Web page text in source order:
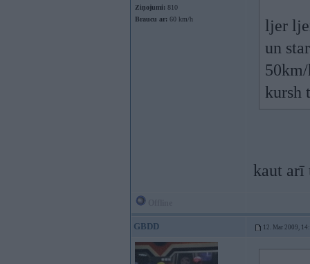
Ziņojumi: 810
Braucu ar: 60 km/h
ljer
un
kursh
kaut arī
GBDD 12. Mar 2009,